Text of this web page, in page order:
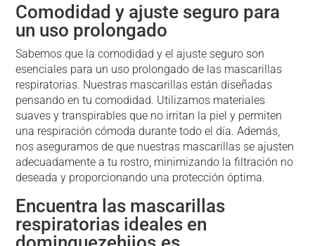
Comodidad y ajuste seguro para
un uso prolongado
Sabemos que la comodidad y el ajuste seguro son
esenciales para un uso prolongado de las mascarillas
respiratorias. Nuestras mascarillas están diseñadas
pensando en tu comodidad. Utilizamos materiales
suaves y transpirables que no irritan la piel y permiten
una respiración cómoda durante todo el día. Además,
nos aseguramos de que nuestras mascarillas se ajusten
adecuadamente a tu rostro, minimizando la filtración no
deseada y proporcionando una protección óptima.
Encuentra las mascarillas
respiratorias ideales en